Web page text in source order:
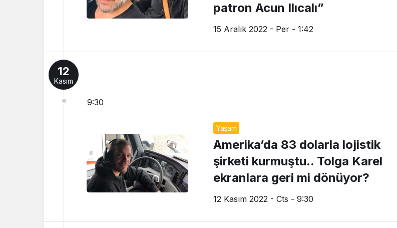
patron Acun Ilıcalı”
15 Aralık 2022 - Per - 1:42
12
Kasım
9:30
Yaşam
Amerika’da 83 dolarla lojistik
şirketi kurmuştu.. Tolga Karel
ekranlara geri mi dönüyor?
12 Kasım 2022 - Cts - 9:30